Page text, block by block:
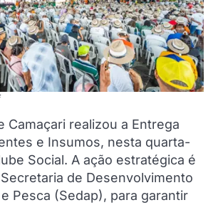
Camaçari realizou a Entrega
e Insumos, nesta quarta-
Social. A ação estratégica é
de Desenvolvimento
Pesca (Sedap), para garantir